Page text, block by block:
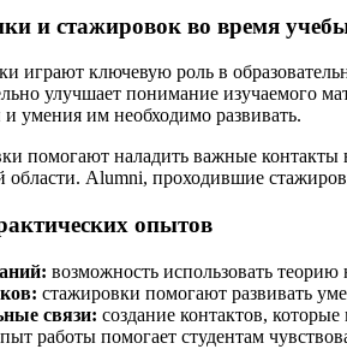
и стажировок во время
играют ключевую роль в
улучшает понимание изучаемого
умения им необходимо развивать.
помогают наладить важные
Alumni, проходившие
опытов
возможность использовать
стажировки помогают развивать
связи: создание контактов,
работы помогает студентам